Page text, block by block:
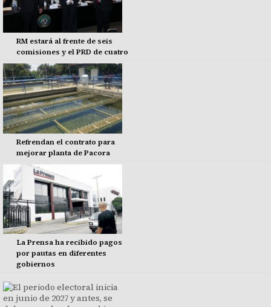
RM estará al frente de seis
comisiones y el PRD de cuatro
Refrendan el contrato para
mejorar planta de Pacora
La Prensa ha recibido pagos
por pautas en diferentes
gobiernos